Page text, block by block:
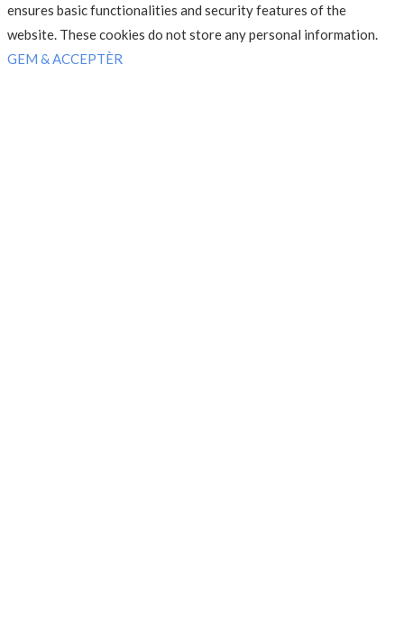
ensures basic functionalities and security features of the
website. These cookies do not store any personal information.
GEM & ACCEPTÈR